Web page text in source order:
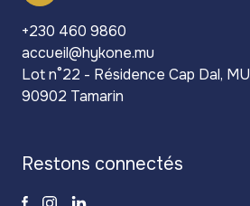
+230 460 9860
accueil@hykone.mu
Lot n°22 - Résidence Cap Dal, MU
90902 Tamarin
restons connectés